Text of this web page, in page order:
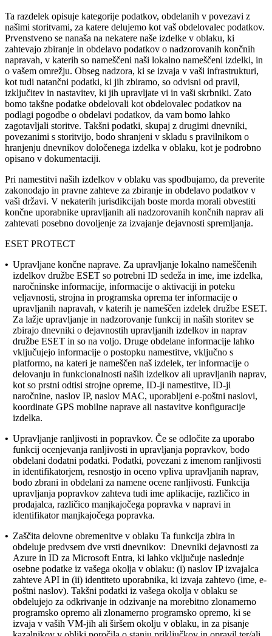
Ta razdelek opisuje kategorije podatkov, obdelanih v povezavi z
našimi storitvami, za katere delujemo kot vaš obdelovalec podatkov.
Prvenstveno se nanaša na nekatere naše izdelke v oblaku, ki
zahtevajo zbiranje in obdelavo podatkov o nadzorovanih končnih
napravah, v katerih so nameščeni naši lokalno nameščeni izdelki, in
o vašem omrežju. Obseg nadzora, ki se izvaja v vaši infrastrukturi,
kot tudi natančni podatki, ki jih zbiramo, so odvisni od pravil,
izključitev in nastavitev, ki jih upravljate vi in vaši skrbniki. Zato
bomo takšne podatke obdelovali kot obdelovalec podatkov na
podlagi pogodbe o obdelavi podatkov, da vam bomo lahko
zagotavljali storitve. Takšni podatki, skupaj z drugimi dnevniki,
povezanimi s storitvijo, bodo shranjeni v skladu s pravilnikom o
hranjenju dnevnikov določenega izdelka v oblaku, kot je podrobno
opisano v dokumentaciji.
Pri namestitvi naših izdelkov v oblaku vas spodbujamo, da preverite
zakonodajo in pravne zahteve za zbiranje in obdelavo podatkov v
vaši državi. V nekaterih jurisdikcijah boste morda morali obvestiti
končne uporabnike upravljanih ali nadzorovanih končnih naprav ali
zahtevati posebno dovoljenje za izvajanje dejavnosti spremljanja.
ESET PROTECT
• Upravljane končne naprave. Za upravljanje lokalno nameščenih
izdelkov družbe ESET so potrebni ID sedeža in ime, ime izdelka,
naročninske informacije, informacije o aktivaciji in poteku
veljavnosti, strojna in programska oprema ter informacije o
upravljanih napravah, v katerih je nameščen izdelek družbe ESET.
Za lažje upravljanje in nadzorovanje funkcij in naših storitev se
zbirajo dnevniki o dejavnostih upravljanih izdelkov in naprav
družbe ESET in so na voljo. Druge obdelane informacije lahko
vključujejo informacije o postopku namestitve, vključno s
platformo, na kateri je nameščen naš izdelek, ter informacije o
delovanju in funkcionalnosti naših izdelkov ali upravljanih naprav,
kot so prstni odtisi strojne opreme, ID-ji namestitve, ID-ji
naročnine, naslov IP, naslov MAC, uporabljeni e-poštni naslovi,
koordinate GPS mobilne naprave ali nastavitve konfiguracije
izdelka.
• Upravljanje ranljivosti in popravkov. Če se odločite za uporabo
funkcij ocenjevanja ranljivosti in upravljanja popravkov, bodo
obdelani dodatni podatki. Podatki, povezani z imenom ranljivosti
in identifikatorjem, resnostjo in oceno vpliva upravljanih naprav,
bodo zbrani in obdelani za namene ocene ranljivosti. Funkcija
upravljanja popravkov zahteva tudi ime aplikacije, različico in
prodajalca, različico manjkajočega popravka v napravi in
identifikator manjkajočega popravka.
• Zaščita delovne obremenitve v oblaku Ta funkcija zbira in
obdeluje predvsem dve vrsti dnevnikov: Dnevniki dejavnosti za
Azure in ID za Microsoft Entra, ki lahko vključuje naslednje
osebne podatke iz vašega okolja v oblaku: (i) naslov IP izvajalca
zahteve API in (ii) identiteto uporabnika, ki izvaja zahtevo (ime, e-
poštni naslov). Takšni podatki iz vašega okolja v oblaku se
obdelujejo za odkrivanje in odzivanje na morebitno zlonamerno
programsko opremo ali zlonamerno programsko opremo, ki se
izvaja v vaših VM-jih ali širšem okolju v oblaku, in za pisanje